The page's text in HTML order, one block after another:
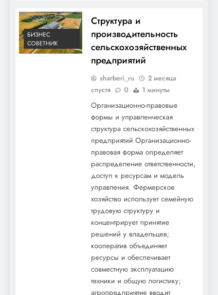
БИЗНЕС
СОВЕТНИК
Структура и
производительность
сельскохозяйственных
предприятий
sharberi_ru
2 месяца
спустя
0 1 минуты
Организационно-правовые
формы и управленческая
структура сельскохозяйственных
предприятий Организационно-
правовая форма определяет
распределение ответственности,
доступ к ресурсам и модель
управления. Фермерское
хозяйство использует семейную
трудовую структуру и
концентрирует принятие
решений у владельцев;
кооператив объединяет
ресурсы и обеспечивает
совместную эксплуатацию
техники и общую логистику;
агропредприятие вводит